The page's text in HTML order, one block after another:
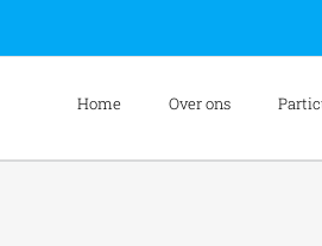
Home Over ons